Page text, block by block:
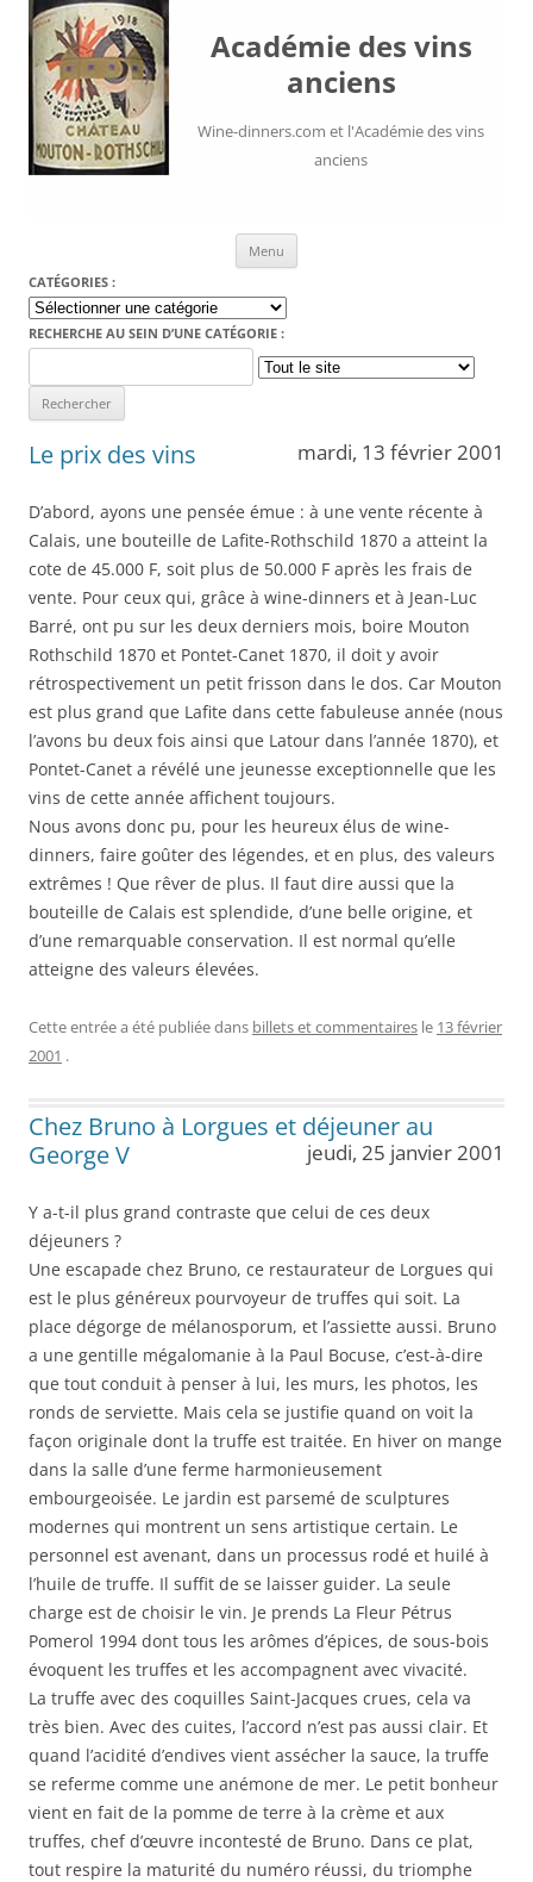
Académie des vins
anciens
Wine-dinners.com et l'Académie des vins
anciens
Menu
CATÉGORIES :
Catégories
:
RECHERCHE AU SEIN D’UNE CATÉGORIE :
for:
Le prix des vins mardi, 13 février 2001
D’abord, ayons une pensée émue : à une vente récente à
Calais, une bouteille de Lafite-Rothschild 1870 a atteint la
cote de 45.000 F, soit plus de 50.000 F après les frais de
vente. Pour ceux qui, grâce à wine-dinners et à Jean-Luc
Barré, ont pu sur les deux derniers mois, boire Mouton
Rothschild 1870 et Pontet-Canet 1870, il doit y avoir
rétrospectivement un petit frisson dans le dos. Car Mouton
est plus grand que Lafite dans cette fabuleuse année (nous
l’avons bu deux fois ainsi que Latour dans l’année 1870), et
Pontet-Canet a révélé une jeunesse exceptionnelle que les
vins de cette année affichent toujours.
Nous avons donc pu, pour les heureux élus de wine-
dinners, faire goûter des légendes, et en plus, des valeurs
extrêmes ! Que rêver de plus. Il faut dire aussi que la
bouteille de Calais est splendide, d’une belle origine, et
d’une remarquable conservation. Il est normal qu’elle
atteigne des valeurs élevées.
Cette entrée a été publiée dans billets et commentaires le 13 février
2001 .
Chez Bruno à Lorgues et déjeuner au
George V
jeudi, 25 janvier 2001
Y a-t-il plus grand contraste que celui de ces deux
déjeuners ?
Une escapade chez Bruno, ce restaurateur de Lorgues qui
est le plus généreux pourvoyeur de truffes qui soit. La
place dégorge de mélanosporum, et l’assiette aussi. Bruno
a une gentille mégalomanie à la Paul Bocuse, c’est-à-dire
que tout conduit à penser à lui, les murs, les photos, les
ronds de serviette. Mais cela se justifie quand on voit la
façon originale dont la truffe est traitée. En hiver on mange
dans la salle d’une ferme harmonieusement
embourgeoisée. Le jardin est parsemé de sculptures
modernes qui montrent un sens artistique certain. Le
personnel est avenant, dans un processus rodé et huilé à
l’huile de truffe. Il suffit de se laisser guider. La seule
charge est de choisir le vin. Je prends La Fleur Pétrus
Pomerol 1994 dont tous les arômes d’épices, de sous-bois
évoquent les truffes et les accompagnent avec vivacité.
La truffe avec des coquilles Saint-Jacques crues, cela va
très bien. Avec des cuites, l’accord n’est pas aussi clair. Et
quand l’acidité d’endives vient assécher la sauce, la truffe
se referme comme une anémone de mer. Le petit bonheur
vient en fait de la pomme de terre à la crème et aux
truffes, chef d’œuvre incontesté de Bruno. Dans ce plat,
tout respire la maturité du numéro réussi, du triomphe